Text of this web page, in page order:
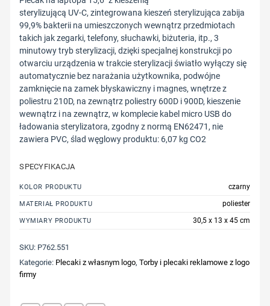
sterylizującą UV-C, zintegrowana kieszeń sterylizująca zabija
99,9% bakterii na umieszczonych wewnątrz przedmiotach
takich jak zegarki, telefony, słuchawki, biżuteria, itp., 3
minutowy tryb sterylizacji, dzięki specjalnej konstrukcji po
otwarciu urządzenia w trakcie sterylizacji światło wyłączy się
automatycznie bez narażania użytkownika, podwójne
zamknięcie na zamek błyskawiczny i magnes, wnętrze z
poliestru 210D, na zewnątrz poliestry 600D i 900D, kieszenie
wewnątrz i na zewnątrz, w komplecie kabel micro USB do
ładowania sterylizatora, zgodny z normą EN62471, nie
zawiera PVC, ślad węglowy produktu: 6,07 kg CO2
SPECYFIKACJA
KOLOR PRODUKTU czarny
MATERIAŁ PRODUKTU poliester
WYMIARY PRODUKTU 30,5 x 13 x 45 cm
SKU: P762.551
Kategorie: Plecaki z własnym logo,Torby i plecaki reklamowe z logo
firmy